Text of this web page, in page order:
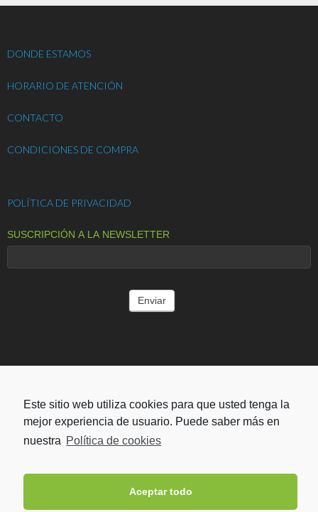
Este sitio web utiliza cookies para que usted tenga la
mejor experiencia de usuario. Puede saber más en
nuestra Política de cookies
Aceptar todo
DONDE ESTAMOS
HORARIO DE ATENCIÓN
CONTACTO
CONDICIONES DE COMPRA
POLÍTICA DE PRIVACIDAD
SUSCRIPCIÓN A LA NEWSLETTER